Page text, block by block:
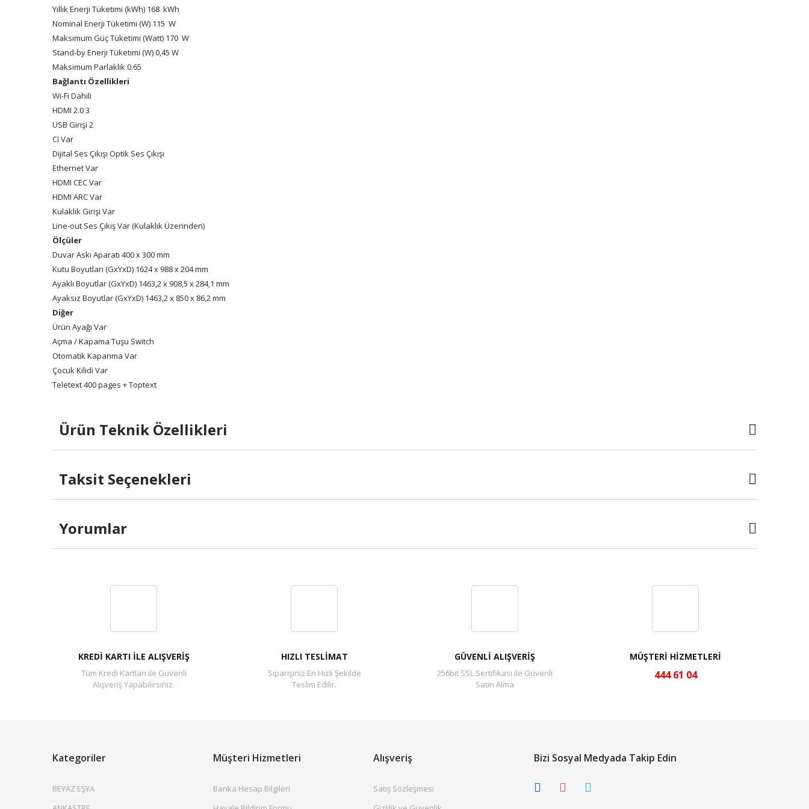
Yıllık Enerji Tüketimi (kWh) 168 kWh
Nominal Enerji Tüketimi (W) 115 W
Maksimum Güç Tüketimi (Watt) 170 W
Stand-by Enerji Tüketimi (W) 0,45 W
Maksimum Parlaklık 0.65
Bağlantı Özellikleri
Wi-Fi Dahili
HDMI 2.0 3
USB Girişi 2
CI Var
Dijital Ses Çıkışı Optik Ses Çıkışı
Ethernet Var
HDMI CEC Var
HDMI ARC Var
Kulaklık Girişi Var
Line-out Ses Çıkış Var (Kulaklık Üzerinden)
Ölçüler
Duvar Askı Aparatı 400 x 300 mm
Kutu Boyutları (GxYxD) 1624 x 988 x 204 mm
Ayaklı Boyutlar (GxYxD) 1463,2 x 908,5 x 284,1 mm
Ayaksız Boyutlar (GxYxD) 1463,2 x 850 x 86,2 mm
Diğer
Ürün Ayağı Var
Açma / Kapama Tuşu Switch
Otomatik Kapanma Var
Çocuk Kilidi Var
Teletext 400 pages + Toptext
Ürün Teknik Özellikleri
Taksit Seçenekleri
Yorumlar
KREDİ KARTI İLE ALIŞVERİŞ
Tüm Kredi Kartları ile Güvenli
Alışveriş Yapabilirsiniz.
HIZLI TESLİMAT
Siparişiniz En Hızlı Şekilde
Teslim Edilir.
GÜVENLİ ALIŞVERİŞ
256bit SSL Sertifikası ile Güvenli
Satın Alma
MÜŞTERİ HİZMETLERİ
444 61 04
Kategoriler
BEYAZ EŞYA
Müşteri Hizmetleri
Banka Hesap Bilgileri
Alışveriş
Satış Sözleşmesi
Bizi Sosyal Medyada Takip Edin